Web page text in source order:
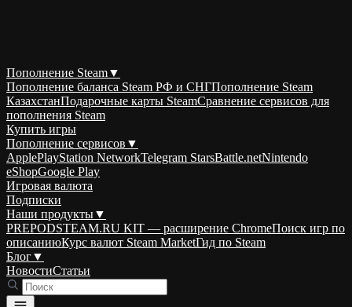
Пополнение Steam▼
Пополнение баланса Steam РФ и СНГПополнение Steam
КазахстанПодарочные карты SteamСравнение сервисов для
пополнения Steam
Купить игры
Пополнение сервисов ▼
ApplePlayStation NetworkTelegram StarsBattle.netNintendo
eShopGoogle Play
Игровая валюта
Подписки
Наши продукты▼
PREPODSTEAM.RU KIT — расширение ChromeПоиск игр по
описаниюКурс валют Steam MarketГид по Steam
Блог▼
НовостиСтатьи